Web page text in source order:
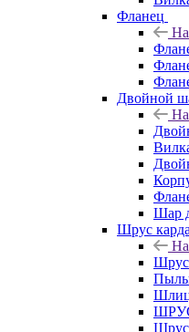
Фланец
Двойной
Шар
Шрус
Шрус
Шрус